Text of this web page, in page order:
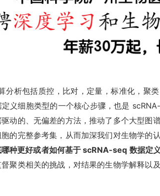
分析包括质控，比对，定量，标准化，聚
义细胞类型的一个核心步骤，也是
动的、无偏差的方法，推动了多个大型图
的完整参考集，从而加深我们对生物学的
种更好或者如何基于 scRNA-seq 数据定
聚类相关的挑战，对结果的生物学解释以